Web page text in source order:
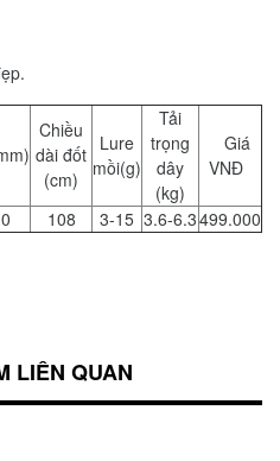
Chiều
dài đốt
(cm)
Lure
mồi(g)
Tải
trọng
dây
(kg)
Giá
VNĐ
108 3-15 3.6-6.3499.000
LIÊN QUAN